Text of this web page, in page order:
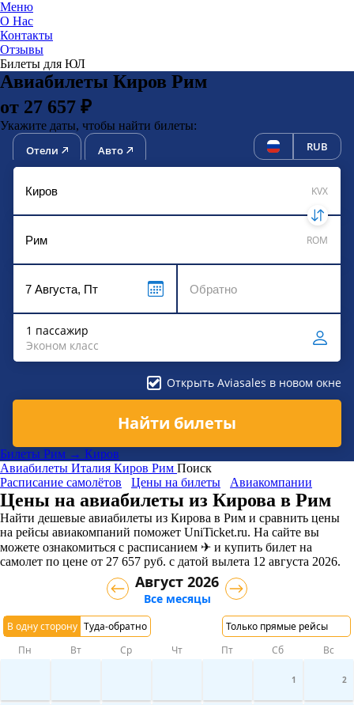
Меню
О Нас
Контакты
Отзывы
Билеты для ЮЛ
Авиабилеты Киров Рим
от 27 657 ₽
Укажите даты, чтобы найти билеты:
Отели Авто RUB
KVX
ROM
1 пассажир
Эконом класс
Открыть Aviasales в новом окне
Найти билеты
Билеты Рим → Киров
Авиабилеты Италия Киров Рим Поиск
Расписание самолётов
Цены на билеты Авиакомпании
Цены на авиабилеты из Кирова в Рим
Найти дешевые авиабилеты из Кирова в Рим и сравнить цены
на рейсы авиакомпаний поможет UniTicket.ru. На сайте вы
можете ознакомиться с расписанием ✈ и купить билет на
самолет по цене от 27 657 руб. с датой вылета 12 августа 2026.
В одну сторону Туда-обратно Только прямые рейсы
Август 2026
Все месяцы
Пн Вт Ср Чт Пт Сб Вс
1 2